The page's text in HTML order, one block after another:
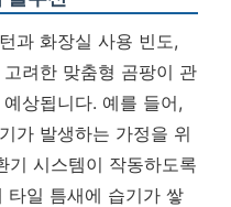
과 화장실 사용 빈도,
려한 맞춤형 곰팡이 관
상됩니다. 예를 들어,
가 발생하는 가정을 위
기 시스템이 작동하도록
타일 틈새에 습기가 쌓